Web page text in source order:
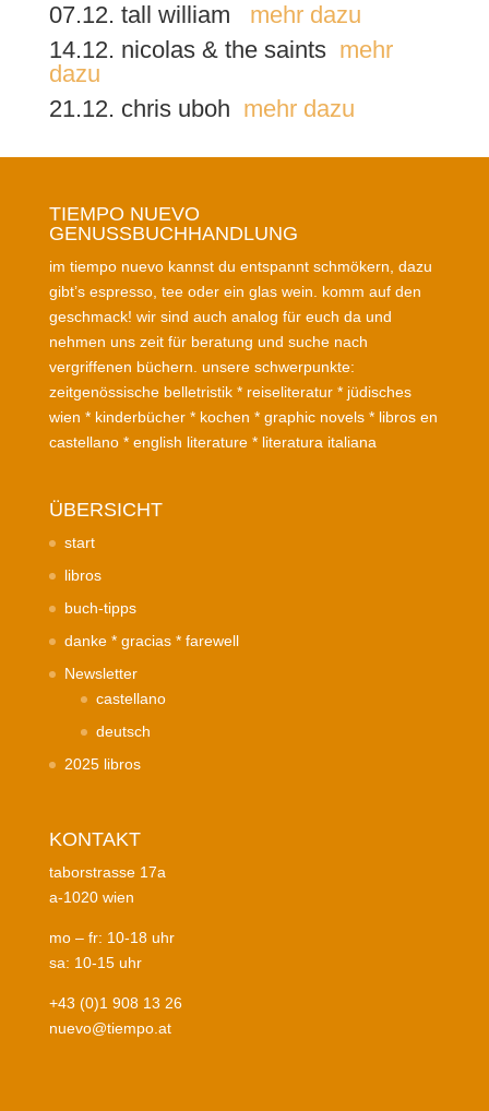
07.12. tall william mehr dazu
14.12. nicolas & the saintsmehr
dazu
21.12. chris uboh mehr dazu
TIEMPO NUEVO
GENUSSBUCHHANDLUNG
im tiempo nuevo kannst du entspannt schmökern, dazu
gibt’s espresso, tee oder ein glas wein. komm auf den
geschmack! wir sind auch analog für euch da und
nehmen uns zeit für beratung und suche nach
vergriffenen büchern. unsere schwerpunkte:
zeitgenössische belletristik * reiseliteratur * jüdisches
wien * kinderbücher * kochen * graphic novels * libros en
castellano * english literature * literatura italiana
ÜBERSICHT
start
libros
buch-tipps
danke * gracias * farewell
Newsletter
castellano
deutsch
2025 libros
KONTAKT
taborstrasse 17a
a-1020 wien
mo – fr: 10-18 uhr
sa: 10-15 uhr
+43 (0)1 908 13 26
nuevo@tiempo.at